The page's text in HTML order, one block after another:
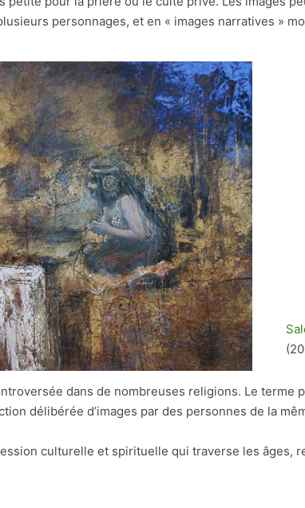
personnages, et en « images narratives »
dans de nombreuses religions. Le
délibérée d’images par des personnes de la
culturelle et spirituelle qui traverse les âges,